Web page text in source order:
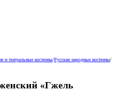
и театральные костюмы/Русские народные костюмы/
«Гжель